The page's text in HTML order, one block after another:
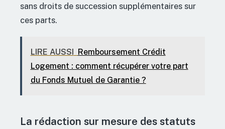
sans droits de succession supplémentaires sur
ces parts.
LIRE AUSSI
Remboursement Crédit
Logement : comment récupérer votre part
du Fonds Mutuel de Garantie ?
La rédaction sur mesure des statuts